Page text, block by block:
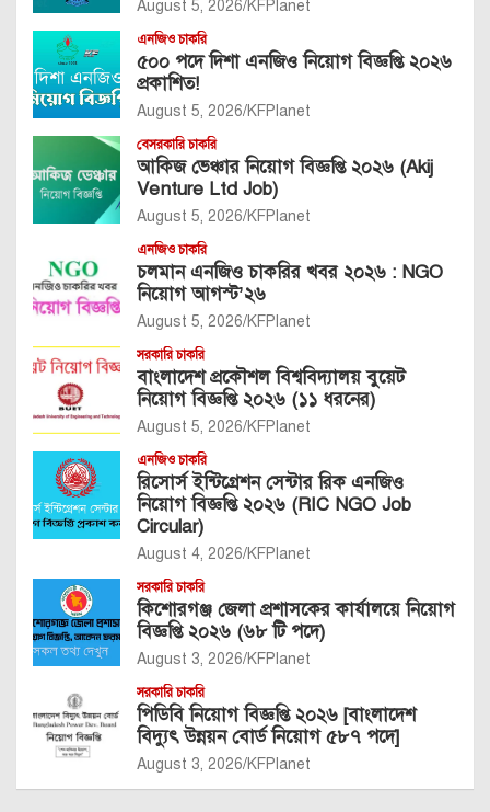
August 5, 2026 KFPlanet
এনজিও চাকরি
৫০০ পদে দিশা এনজিও নিয়োগ বিজ্ঞপ্তি ২০২৬
প্রকাশিত!
August 5, 2026 KFPlanet
বেসরকারি চাকরি
আকিজ ভেঞ্চার নিয়োগ বিজ্ঞপ্তি ২০২৬ (Akij
Venture Ltd Job)
August 5, 2026 KFPlanet
এনজিও চাকরি
চলমান এনজিও চাকরির খবর ২০২৬ : NGO
নিয়োগ আগস্ট’২৬
August 5, 2026 KFPlanet
সরকারি চাকরি
বাংলাদেশ প্রকৌশল বিশ্ববিদ্যালয় বুয়েট
নিয়োগ বিজ্ঞপ্তি ২০২৬ (১১ ধরনের)
August 5, 2026 KFPlanet
এনজিও চাকরি
রিসোর্স ইন্টিগ্রেশন সেন্টার রিক এনজিও
নিয়োগ বিজ্ঞপ্তি ২০২৬ (RIC NGO Job
Circular)
August 4, 2026 KFPlanet
সরকারি চাকরি
কিশোরগঞ্জ জেলা প্রশাসকের কার্যালয়ে নিয়োগ
বিজ্ঞপ্তি ২০২৬ (৬৮ টি পদে)
August 3, 2026 KFPlanet
সরকারি চাকরি
পিডিবি নিয়োগ বিজ্ঞপ্তি ২০২৬ [বাংলাদেশ
বিদ্যুৎ উন্নয়ন বোর্ড নিয়োগ ৫৮৭ পদে]
August 3, 2026 KFPlanet